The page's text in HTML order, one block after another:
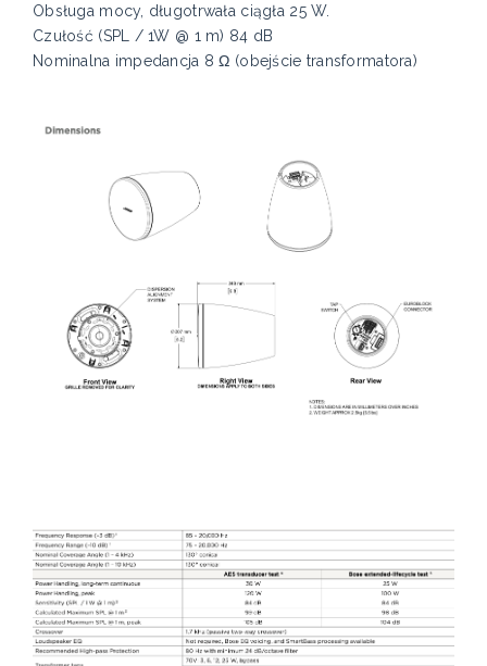
Obsługa mocy, długotrwała ciągła 25 W.
Czułość (SPL / 1W @ 1 m) 84 dB
Nominalna impedancja 8 Ω (obejście transformatora)